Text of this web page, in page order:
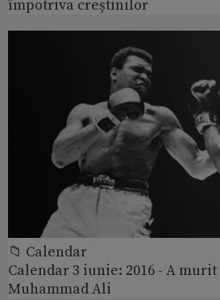
împotriva creștinilor
📁 Calendar
Calendar 3 iunie: 2016 - A
Muhammad Ali